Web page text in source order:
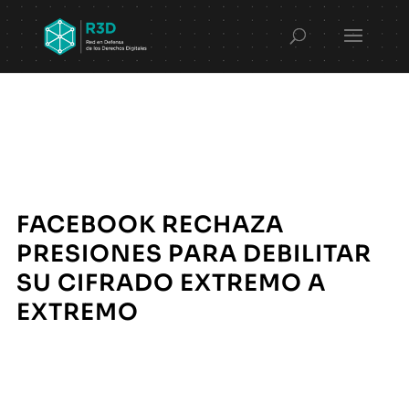
FACEBOOK RECHAZA
PRESIONES PARA DEBILITAR
SU CIFRADO EXTREMO A
EXTREMO